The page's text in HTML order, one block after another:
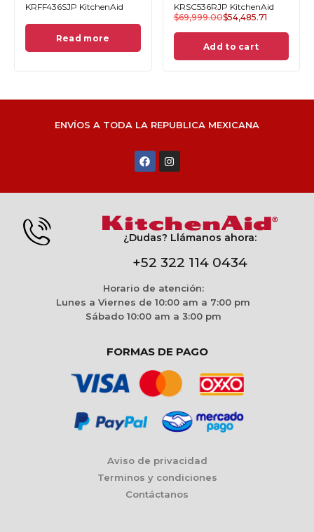
KRFF436SJP KitchenAid
Read more
KRSC536RJP KitchenAid
$69,999.00$54,485.71
Add to cart
ENVÍOS A TODA LA REPUBLICA MEXICANA
¿Dudas? Llámanos ahora:
+52 322 114 0434
Horario de atención:
Lunes a Viernes de 10:00 am a 7:00 pm
Sábado 10:00 am a 3:00 pm
FORMAS DE PAGO
Aviso de privacidad
Terminos y condiciones
Contáctanos